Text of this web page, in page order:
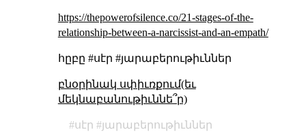
https://thepowerofsilence.co/21-stages-of-the-
relationship-between-a-narcissist-and-an-empath/
հըբը #սէր #յարաբերութիւններ
բնօրինակ սփիւռքում(եւ
մեկնաբանութիւննե՞ր)
սէր
յարաբերութիւններ